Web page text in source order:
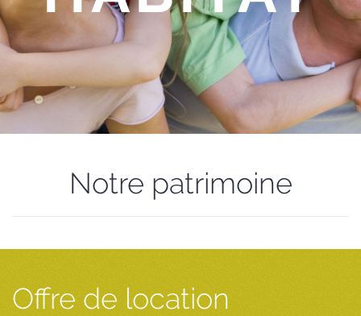
Notre patrimoine
Offre de location